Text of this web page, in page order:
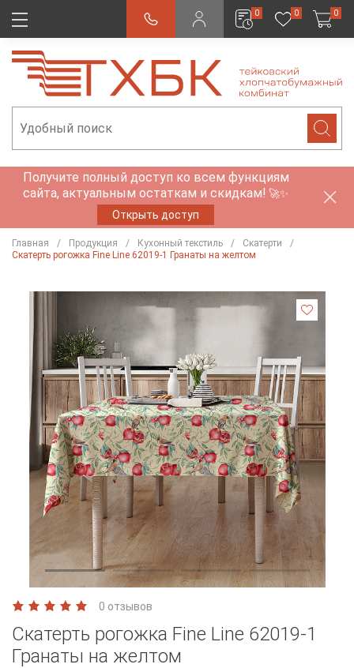
0 0 0
Получите полный доступ ко всем функциям
сайта, актуальным остаткам и скидкам! 🚀✨
Открыть доступ
Главная Продукция Кухонный текстиль
Скатерти
Скатерть рогожка Fine Line 62019-1 Гранаты на желтом
0 отзывов
Скатерть рогожка Fine Line 62019-1
Гранаты на желтом